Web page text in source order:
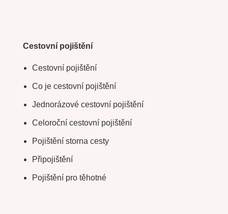
Cestovní pojištění
Cestovní pojištění
Co je cestovní pojištění
Jednorázové cestovní pojištění
Celoroční cestovní pojištění
Pojištění storna cesty
Připojištění
Pojištění pro těhotné